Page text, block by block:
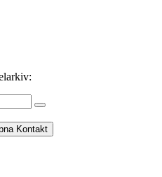
Kontakt